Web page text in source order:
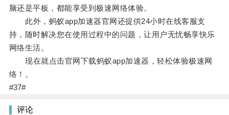
脑还是平板，都能享受到极速网络体验。
此外，蚂蚁app加速器官网还提供24小时在线客服支
持，随时解决您在使用过程中的问题，让用户无忧畅享快乐
网络生活。
现在就点击官网下载蚂蚁app加速器，轻松体验极速网
络！。
#37#
评论